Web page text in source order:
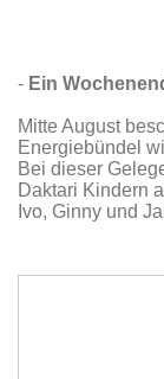
- Ein
Mitte August
Energiebündel
Bei dieser
Daktari Kindern
Ivo, Ginny und